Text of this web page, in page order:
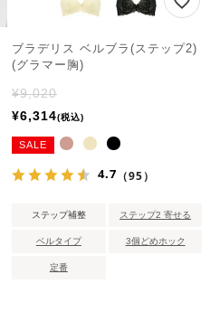
ブラデリス ベルブラ(ステップ2)
(グラマー胸)
¥9,020
¥6,314 税込
SALE
4.7 （95）
ステップ補整 ステップ2 寄せる
ベルタイプ 3個どめホック
定番